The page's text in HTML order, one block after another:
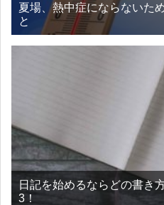
夏場、熱中症にならないた
と
日記を始めるならどの書き
3！